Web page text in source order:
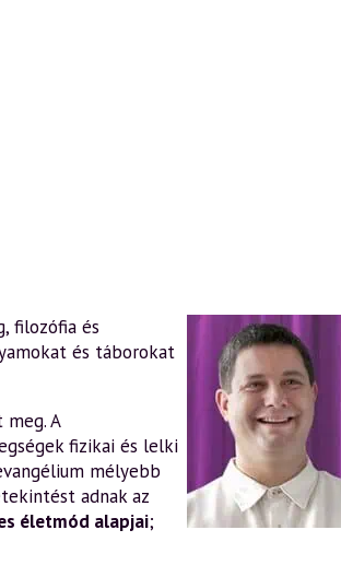
filozófia és
és táborokat
A
fizikai és lelki
mélyebb
adnak az
életmód alapjai;